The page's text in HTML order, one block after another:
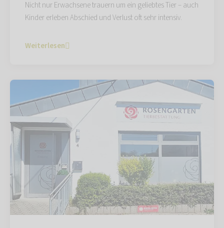
Nicht nur Erwachsene trauern um ein geliebtes Tier – auch
Kinder erleben Abschied und Verlust oft sehr intensiv.
Weiterlesen